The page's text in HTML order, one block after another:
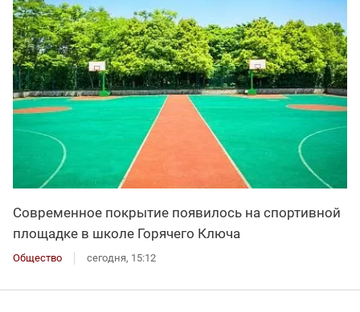
Современное покрытие появилось на спортивной
площадке в школе Горячего Ключа
Общество сегодня, 15:12